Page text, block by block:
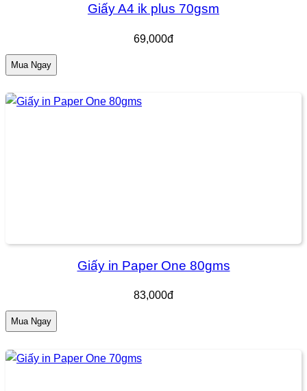
Giấy A4 ik plus 70gsm
69,000đ
Mua Ngay
Giấy in Paper One 80gms
83,000đ
Mua Ngay